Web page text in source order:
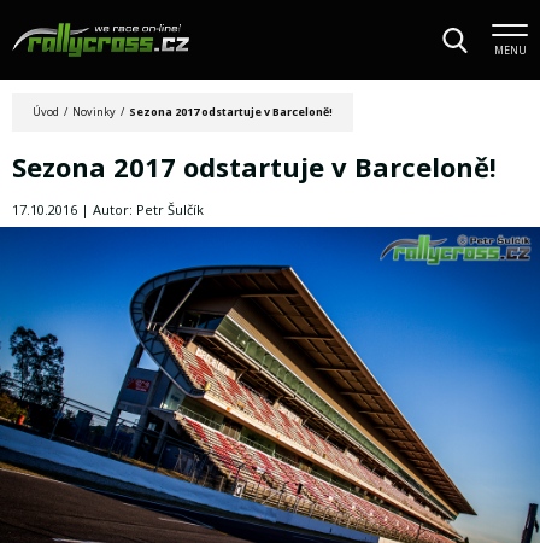
MENU
Úvod / Novinky / Sezona 2017 odstartuje v Barceloně!
Sezona 2017 odstartuje v Barceloně!
17.10.2016 | Autor: Petr Šulčík